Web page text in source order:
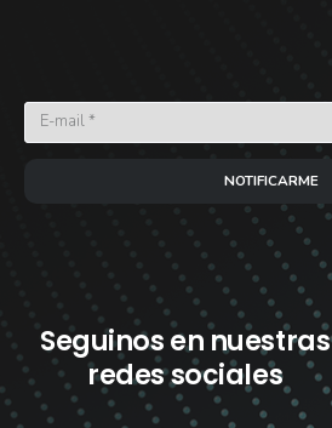
NOTIFICARME
Seguinos en nuestras
redes sociales